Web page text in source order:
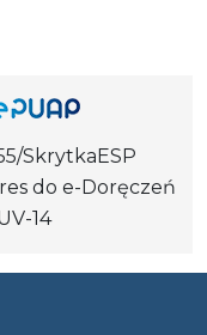
SkrytkaESP
14